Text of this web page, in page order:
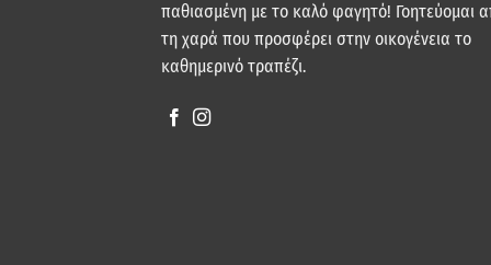
παθιασμένη με το καλό φαγητό! Γοητεύομαι
τη χαρά που προσφέρει στην οικογένεια το
καθημερινό τραπέζι.